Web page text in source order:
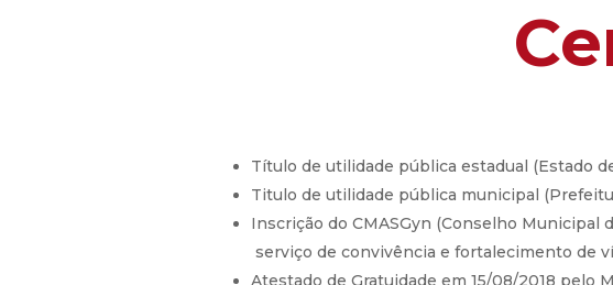
Título de utilidade pública estadual (Estado
Titulo de utilidade pública municipal
Inscrição do CMASGyn (Conselho Municipal
serviço de convivência e fortalecimento de